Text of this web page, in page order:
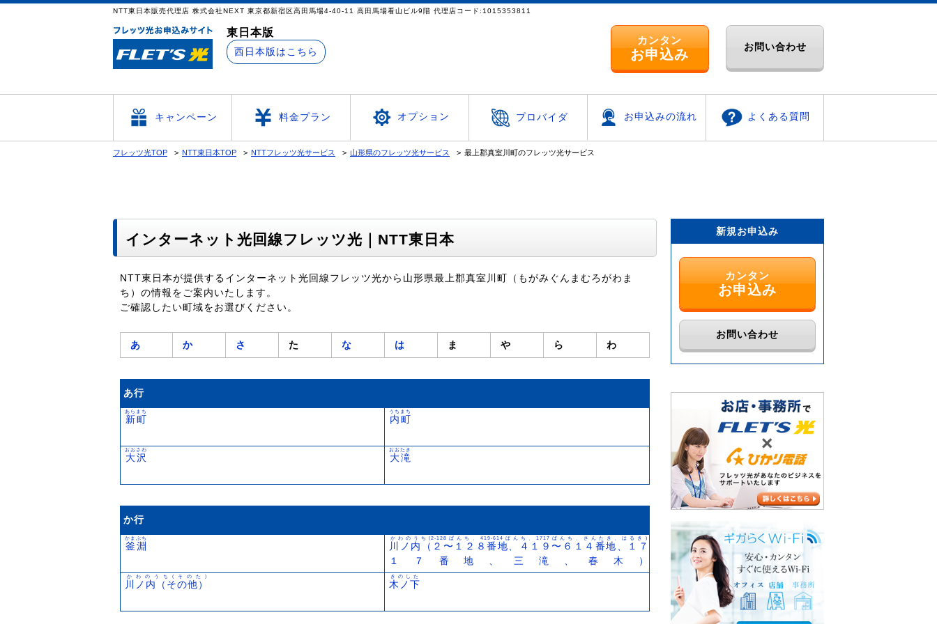
NTT東日本販売代理店 株式会社NEXT 東京都新宿区高田馬場4-40-11 高田馬場看山ビル9階 代理店コード:1015353811
東日本版
西日本版はこちら
カンタン
お申込み お問い合わせ
キャンペーン 料金プラン オプション プロバイダ お申込みの流れ よくある質問
フレッツ光TOP NTT東日本TOP NTTフレッツ光サービス 山形県のフレッツ光サービス 最上郡真室川町のフレッツ光サービス
インターネット光回線フレッツ光｜NTT東日本
NTT東日本が提供するインターネット光回線フレッツ光から山形県最上郡真室川町（もがみぐんまむろがわま
ち）の情報をご案内いたします。
ご確認したい町域をお選びください。
あ か さ た な は ま や ら わ
あ行
新町
あらまち
内町
うちまち
大沢
おおさわ
大滝
おおたき
か行
釜淵
かまぶち
川ノ内（２〜１２８番地、４１９〜６１４番地、１７
１７番地、三滝、春木）
かわのうち(2-128ばんち、419-614ばんち、1717ばんち、さんたき、はるき)
川ノ内（その他）
かわのうち(そのた)
木ノ下
きのした
新規お申込み
カンタン
お申込み
お問い合わせ